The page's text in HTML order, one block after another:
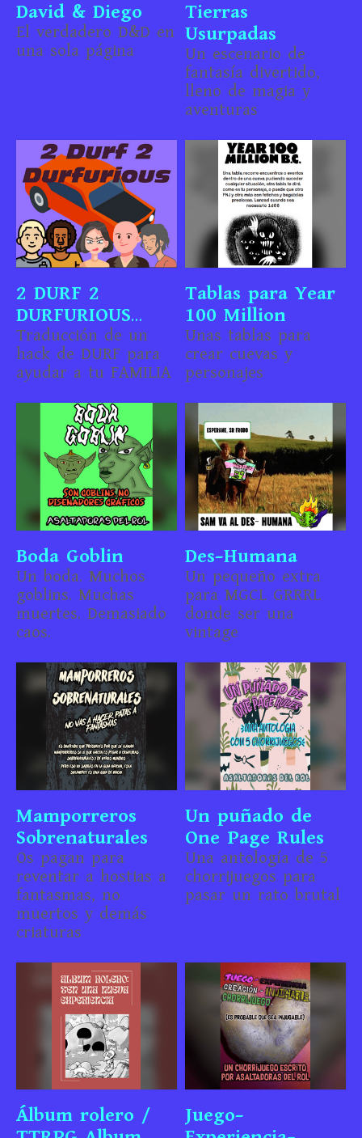
David & Diego
El verdadero D&D en
una sola página
Tierras
Usurpadas
Un escenario de
fantasía divertido,
lleno de magia y
aventuras
2 DURF 2
DURFURIOUS
(Español)
Traducción de un
hack de DURF para
ayudar a tu FAMILIA
Tablas para Year
100 Million
Unas tablas para
crear cuevas y
personajes
Boda Goblin
Un boda. Muchos
goblins. Muchas
muertes. Demasiado
caos.
Des-Humana
Un pequeño extra
para MGCL GRRRL
donde ser una
vintage
Mamporreros
Sobrenaturales
Os pagan para
reventar a hostias a
fantasmas, no
muertos y demás
criaturas
Un puñado de
One Page Rules
Una antología de 5
chorrijuegos para
pasar un rato brutal
Álbum rolero /
Juego-